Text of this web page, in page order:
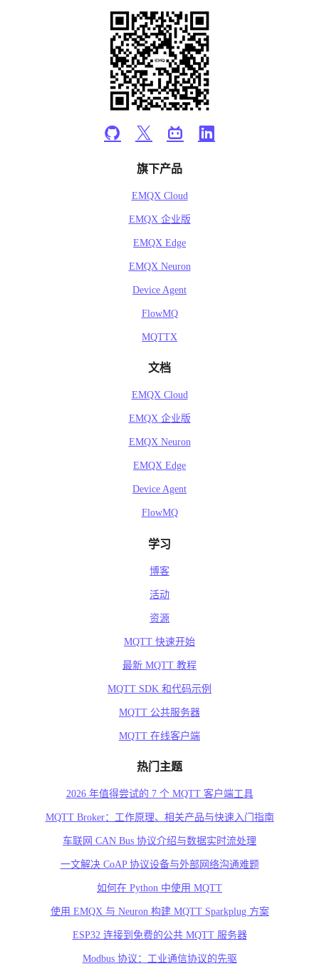
旗下产品
EMQX Cloud
EMQX 企业版
EMQX Edge
EMQX Neuron
Device Agent
FlowMQ
MQTTX
文档
EMQX Cloud
EMQX 企业版
EMQX Neuron
EMQX Edge
Device Agent
FlowMQ
学习
博客
活动
资源
MQTT 快速开始
最新 MQTT 教程
MQTT SDK 和代码示例
MQTT 公共服务器
MQTT 在线客户端
热门主题
2026 年值得尝试的 7 个 MQTT 客户端工具
MQTT Broker：工作原理、相关产品与快速入门指南
车联网 CAN Bus 协议介绍与数据实时流处理
一文解决 CoAP 协议设备与外部网络沟通难题
如何在 Python 中使用 MQTT
使用 EMQX 与 Neuron 构建 MQTT Sparkplug 方案
ESP32 连接到免费的公共 MQTT 服务器
Modbus 协议：工业通信协议的先驱